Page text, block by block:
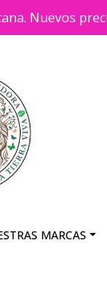
Nuevos
MARCAS